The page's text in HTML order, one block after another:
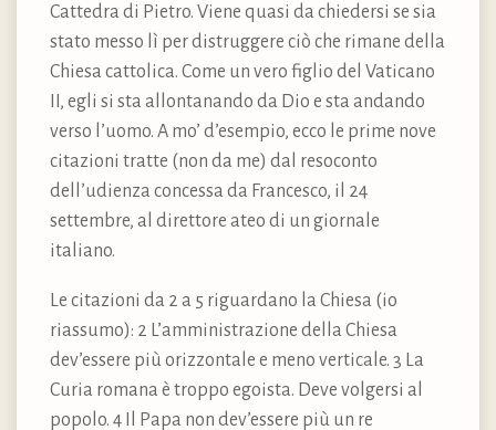
Cattedra di Pietro. Viene quasi da chiedersi se sia
stato messo lì per distruggere ciò che rimane della
Chiesa cattolica. Come un vero figlio del Vaticano
II, egli si sta allontanando da Dio e sta andando
verso l’uomo. A mo’ d’esempio, ecco le prime nove
citazioni tratte (non da me) dal resoconto
dell’udienza concessa da Francesco, il 24
settembre, al direttore ateo di un giornale
italiano.
Le citazioni da 2 a 5 riguardano la Chiesa (io
riassumo): 2 L’amministrazione della Chiesa
dev’essere più orizzontale e meno verticale. 3 La
Curia romana è troppo egoista. Deve volgersi al
popolo. 4 Il Papa non dev’essere più un re